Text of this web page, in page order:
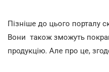
Пізніше до цього порталу
Вони також зможуть
продукцію. Але про це,